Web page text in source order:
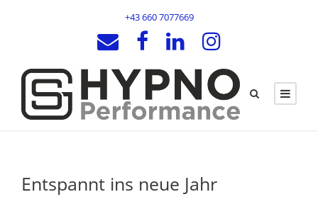
+43 660 7077669
Entspannt ins neue Jahr